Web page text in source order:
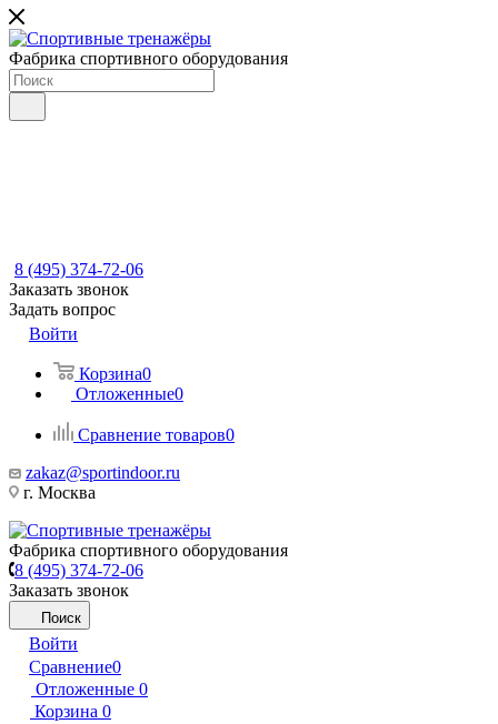
Фабрика спортивного оборудования
8 (495) 374-72-06
Заказать звонок
Задать вопрос
Войти
Корзина0
Отложенные0
Сравнение товаров0
zakaz@sportindoor.ru
г. Москва
Фабрика спортивного оборудования
8 (495) 374-72-06
Заказать звонок
Поиск
Войти
Сравнение0
Отложенные 0
Корзина 0